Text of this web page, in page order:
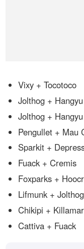
Vixy + Tocotoco
Jolthog +
Jolthog + Hangyu
Pengullet + Mau
Sparkit +
Fuack + Cremis
Foxparks +
Lifmunk +
Chikipi +
Cattiva + Fuack